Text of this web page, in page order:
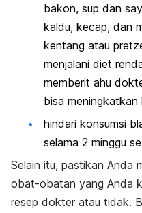
bakon, sup dan
kaldu, kecap, dan
kentang atau
menjalani diet
memberit ahu
bisa
hindari konsumsi
selama 2 minggu
Selain itu, pastikan Anda
obat-obatan yang Anda
resep dokter atau tidak.